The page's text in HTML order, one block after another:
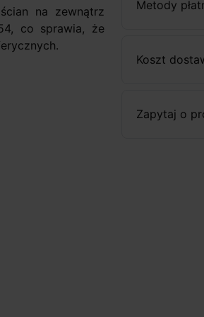
Metody
Koszt
Zapytaj o
na zewnątrz
co sprawia, że